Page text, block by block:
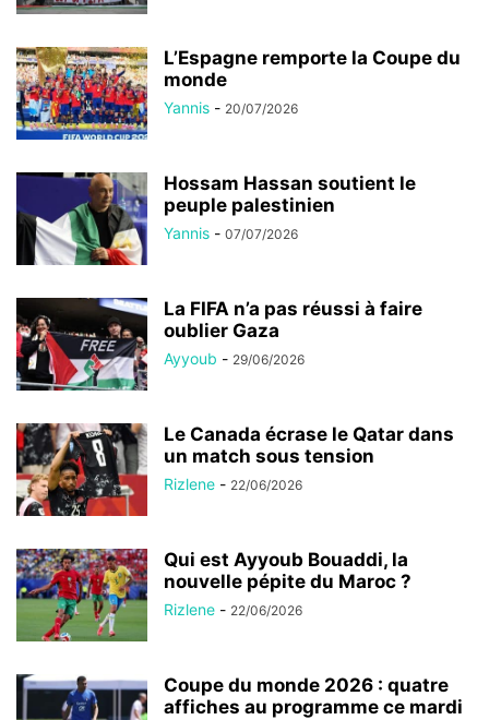
L’Espagne remporte la Coupe du
monde
Yannis - 20/07/2026
Hossam Hassan soutient le
peuple palestinien
Yannis - 07/07/2026
La FIFA n’a pas réussi à faire
oublier Gaza
Ayyoub - 29/06/2026
Le Canada écrase le Qatar dans
un match sous tension
Rizlene - 22/06/2026
Qui est Ayyoub Bouaddi, la
nouvelle pépite du Maroc ?
Rizlene - 22/06/2026
Coupe du monde 2026 : quatre
affiches au programme ce mardi